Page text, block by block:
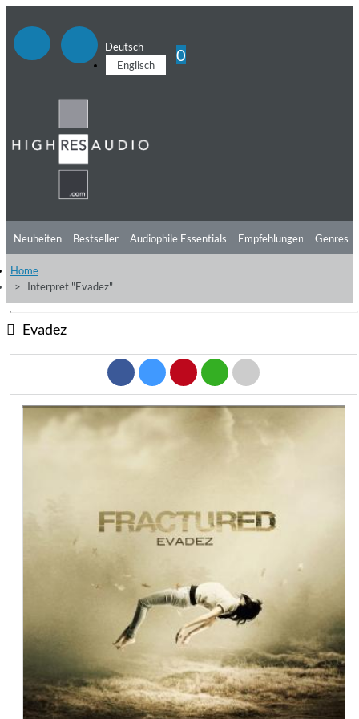
Deutsch
Englisch
0
Neuheiten Bestseller Audiophile Essentials Empfehlungen
Hörtipps
Videos
Genres
Home
Interpret "Evadez"
Evadez